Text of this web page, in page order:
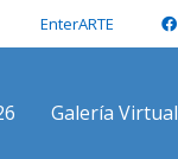
EnterARTE
Galería Virtual